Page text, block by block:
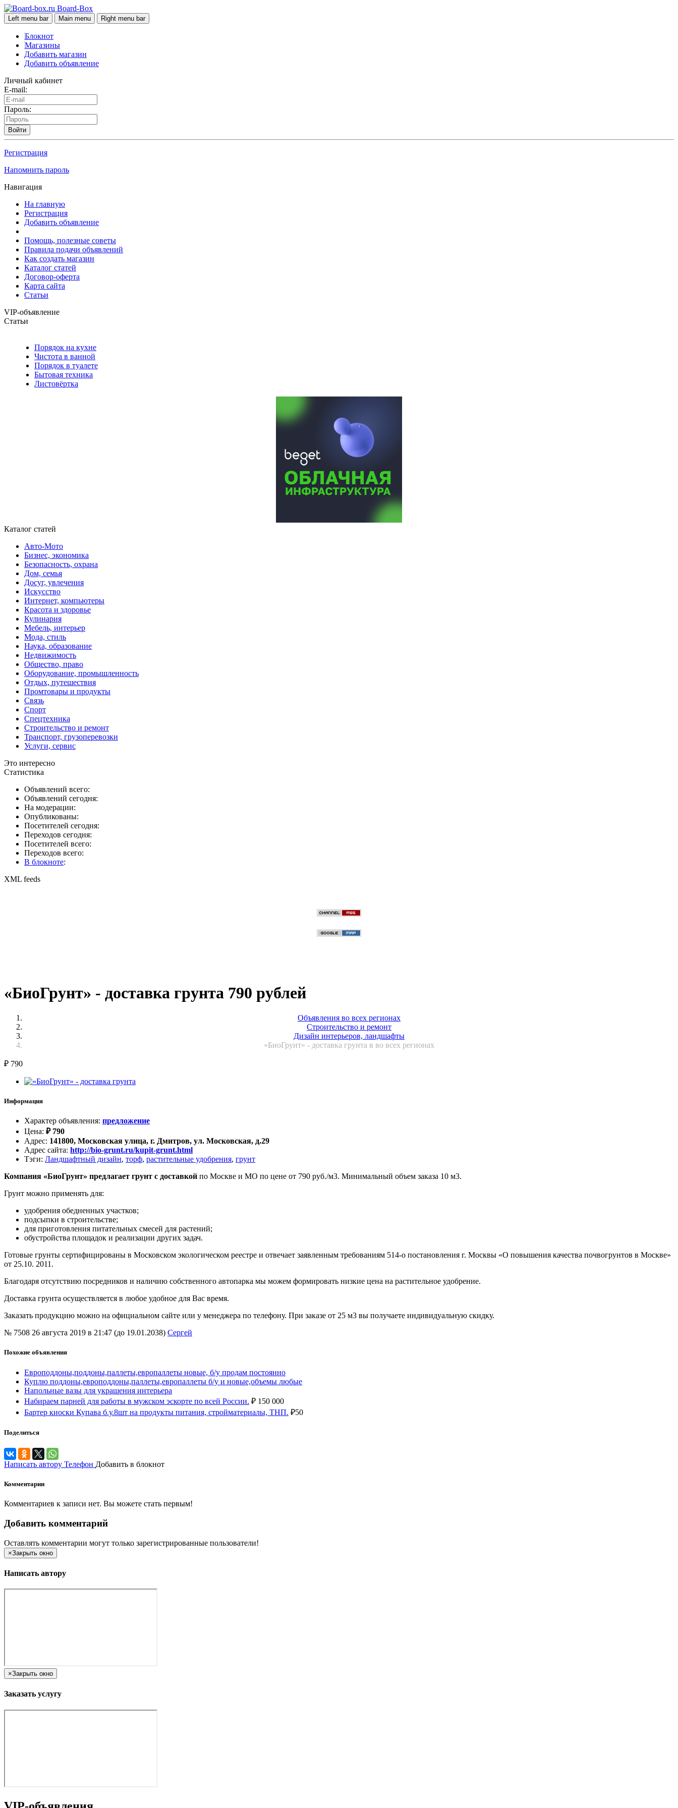
Board-Box
Left menu bar Main menu Right menu bar
Блокнот
Магазины
Добавить магазин
Добавить объявление
Личный кабинет
E-mail:
Пароль:
Войти
Регистрация
Напомнить пароль
Навигация
На главную
Регистрация
Добавить объявление
Помощь, полезные советы
Правила подачи объявлений
Как создать магазин
Каталог статей
Договор-оферта
Карта сайта
Статьи
VIP-объявление
Статьи
Порядок на кухне
Чистота в ванной
Порядок в туалете
Бытовая техника
Листовёртка
Каталог статей
Авто-Мото
Бизнес, экономика
Безопасность, охрана
Дом, семья
Досуг, увлечения
Искусство
Интернет, компьютеры
Красота и здоровье
Кулинария
Мебель, интерьер
Мода, стиль
Наука, образование
Недвижимость
Общество, право
Оборудование, промышленность
Отдых, путешествия
Промтовары и продукты
Связь
Спорт
Спецтехника
Строительство и ремонт
Транспорт, грузоперевозки
Услуги, сервис
Это интересно
Статистика
Объявлений всего:
Объявлений сегодня:
На модерации:
Опубликованы:
Посетителей сегодня:
Переходов сегодня:
Посетителей всего:
Переходов всего:
В блокноте:
XML feeds
«БиоГрунт» - доставка грунта 790 рублей
Объявления во всех регионах
Строительство и ремонт
Дизайн интерьеров, ландшафты
«БиоГрунт» - доставка грунта в во всех регионах
₽ 790
Информация
Характер объявления: предложение
Цена: ₽790
Адрес: 141800, Московская улица, г. Дмитров, ул. Московская, д.29
Адрес сайта: http://bio-grunt.ru/kupit-grunt.html
Тэги: Ландшафтный дизайн, торф, растительные удобрения, грунт
Компания «БиоГрунт» предлагает грунт с доставкой по Москве и МО по цене от 790 руб./м3. Минимальный объем заказа 10 м3.
Грунт можно применять для:
удобрения обедненных участков;
подсыпки в строительстве;
для приготовления питательных смесей для растений;
обустройства площадок и реализации других задач.
Готовые грунты сертифицированы в Московском экологическом реестре и отвечает заявленным требованиям 514-о постановления г. Москвы «О повышения качества почвогрунтов в Москве»
от 25.10. 2011.
Благодаря отсутствию посредников и наличию собственного автопарка мы можем формировать низкие цена на растительное удобрение.
Доставка грунта осуществляется в любое удобное для Вас время.
Заказать продукцию можно на официальном сайте или у менеджера по телефону. При заказе от 25 м3 вы получаете индивидуальную скидку.
№ 7508 26 августа 2019 в 21:47 (до 19.01.2038) Сергей
Похожие объявления
Европоддоны,поддоны,паллеты,европаллеты новые, б/у продам постоянно
Куплю поддоны,европоддоны,паллеты,европаллеты б/у и новые,объемы любые
Напольные вазы для украшения интерьера
Набираем парней для работы в мужском эскорте по всей России. ₽ 150 000
Бартер киоски Купава б.у.8шт на продукты питания, стройматериалы, ТНП. ₽50
Поделиться
Написать автору Телефон Добавить в блокнот
Комментарии
Комментариев к записи нет. Вы можете стать первым!
Добавить комментарий
Оставлять комментарии могут только зарегистрированные пользователи!
×Закрыть окно
Написать автору
×Закрыть окно
Заказать услугу